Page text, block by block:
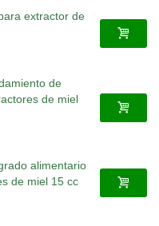
extractor de
de
de miel
alimentario
de miel 15 cc